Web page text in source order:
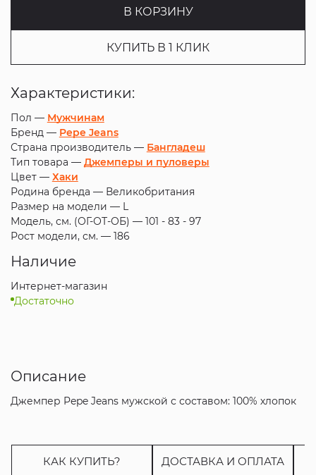
В КОРЗИНУ
КУПИТЬ В 1 КЛИК
Характеристики:
Пол — Мужчинам
Бренд — Pepe Jeans
Страна производитель — Бангладеш
Тип товара — Джемперы и пуловеры
Цвет — Хаки
Родина бренда — Великобритания
Размер на модели — L
Модель, см. (ОГ-ОТ-ОБ) — 101 - 83 - 97
Рост модели, см. — 186
Наличие
Интернет-магазин
Достаточно
Описание
Джемпер Pepe Jeans мужской с составом: 100% хлопок
КАК КУПИТЬ? ДОСТАВКА И ОПЛАТА